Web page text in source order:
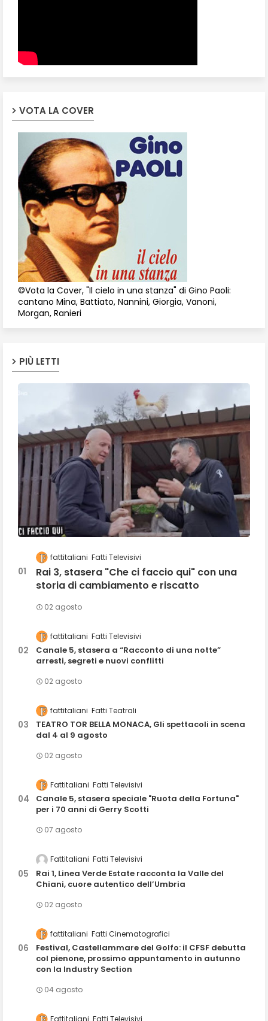
VOTA LA COVER
©Vota la Cover, "Il cielo in una stanza" di Gino Paoli:
cantano Mina, Battiato, Nannini, Giorgia, Vanoni,
Morgan, Ranieri
PIÙ LETTI
fattitaliani Fatti Televisivi
Rai 3, stasera "Che ci faccio qui" con una
storia di cambiamento e riscatto
02 agosto
fattitaliani Fatti Televisivi
Canale 5, stasera a “Racconto di una notte”
arresti, segreti e nuovi conflitti
02 agosto
fattitaliani Fatti Teatrali
TEATRO TOR BELLA MONACA, Gli spettacoli in scena
dal 4 al 9 agosto
02 agosto
Fattitaliani Fatti Televisivi
Canale 5, stasera speciale "Ruota della Fortuna"
per i 70 anni di Gerry Scotti
07 agosto
Fattitaliani Fatti Televisivi
Rai 1, Linea Verde Estate racconta la Valle del
Chiani, cuore autentico dell’Umbria
02 agosto
fattitaliani Fatti Cinematografici
Festival, Castellammare del Golfo: il CFSF debutta
col pienone, prossimo appuntamento in autunno
con la Industry Section
04 agosto
Fattitaliani Fatti Televisivi